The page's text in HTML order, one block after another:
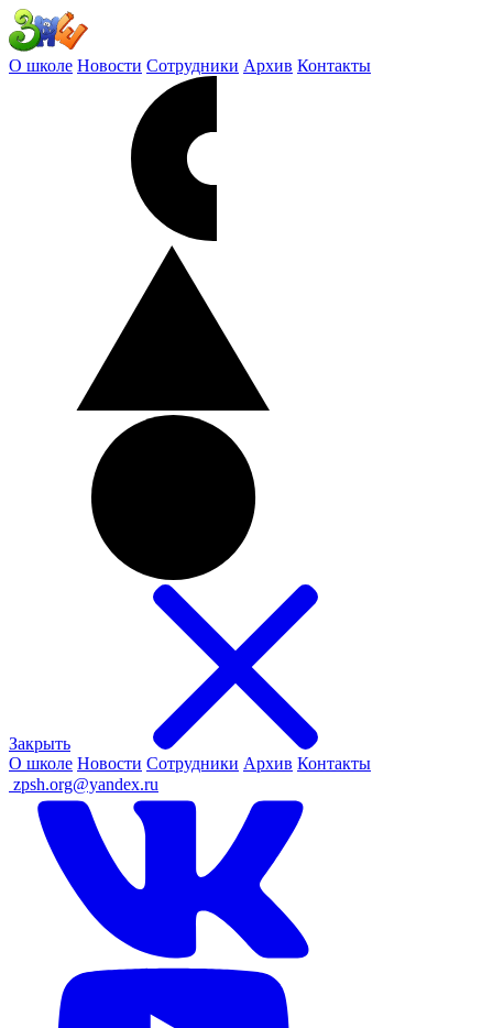
О школе Новости Сотрудники Архив Контакты
Закрыть
О школе Новости Сотрудники Архив Контакты
zpsh.org@yandex.ru